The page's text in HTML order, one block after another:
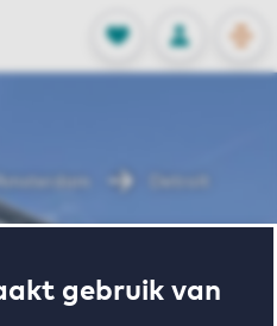
gebruik van
FAVORIETEN
Opgeslagen
INLOGGEN